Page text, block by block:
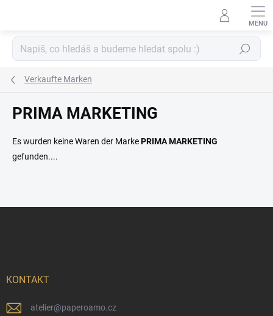
Suchen
Verkaufte Marken
PRIMA MARKETING
Es wurden keine Waren der MarkePRIMA MARKETING
gefunden....
KONTAKT
atelier@paperoamo.cz